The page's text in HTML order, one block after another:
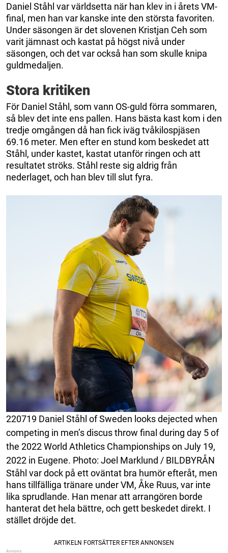
Daniel Ståhl var världsetta när han klev in i årets VM-
final, men han var kanske inte den största favoriten.
Under säsongen är det slovenen Kristjan Ceh som
varit jämnast och kastat på högst nivå under
säsongen, och det var också han som skulle knipa
guldmedaljen.
Stora kritiken
För Daniel Ståhl, som vann OS-guld förra sommaren,
så blev det inte ens pallen. Hans bästa kast kom i den
tredje omgången då han fick iväg tvåkilospjäsen
69.16 meter. Men efter en stund kom beskedet att
Ståhl, under kastet, kastat utanför ringen och att
resultatet ströks. Ståhl reste sig aldrig från
nederlaget, och han blev till slut fyra.
220719 Daniel Ståhl of Sweden looks dejected when
competing in men’s discus throw final during day 5 of
the 2022 World Athletics Championships on July 19,
2022 in Eugene. Photo: Joel Marklund / BILDBYRÅN
Ståhl var dock på ett oväntat bra humör efteråt, men
hans tillfälliga tränare under VM, Åke Ruus, var inte
lika sprudlande. Han menar att arrangören borde
hanterat det hela bättre, och gett beskedet direkt. I
stället dröjde det.